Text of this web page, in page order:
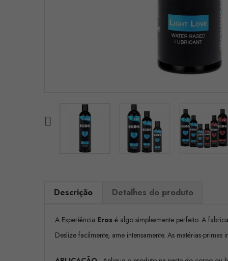

Descrição Detalhes do produto
A Experiência Eros é algo simplesmente perfeito. A
Deslize facilmente, ame intensamente. As matérias-